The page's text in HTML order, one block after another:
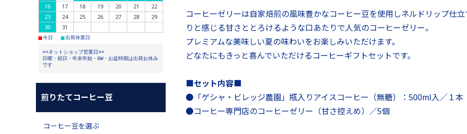
コーヒーゼリーは自家焙煎の風味豊かなコーヒー豆を使用しネルドリップ仕
りと感じる甘さととろけるような口あたりで人気のコーヒーゼリー。
プレミアムな美味しい夏の味わいをお楽しみいただけます。
どなたにもきっと喜んでいただけるコーヒーギフトセットです。
■セット内容■
●「ゲシャ・ビレッジ農園」瓶入りアイスコーヒー（無糖）：500ml入／１本
●コーヒー専門店のコーヒーゼリー（甘さ控えめ）／5個
16
17 18 19 20 21
22
23
24 25 26 27 28
29
30
31
■今日 ■出荷休業日
<<ネットショップ営業日>>
日曜・祝日・年末年始・GW・お盆時期は出荷お休み
です
煎りたてコーヒー豆
コーヒー豆を選ぶ